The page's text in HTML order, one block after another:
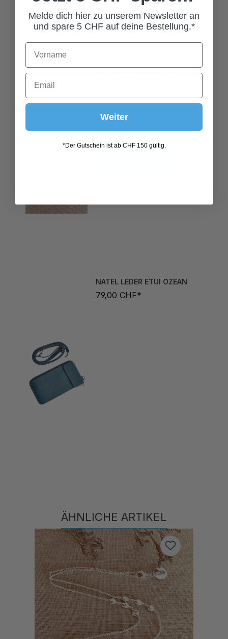
FUSSKETTCHEN FEDER
In den Warenkorb
79,00 CHF*
Produktgalerie überspringen
Melde dich hier zu unserem Newsletter an
und spare 5 CHF auf deine Bestellung.*
Weiter
*Der Gutschein ist ab CHF 150 gültig.